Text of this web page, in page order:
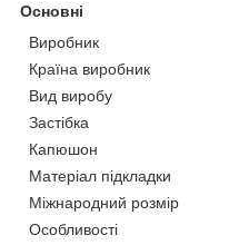
Основні
Виробник
Країна виробник
Вид виробу
Застібка
Капюшон
Матеріал підкладки
Міжнародний розмір
Особливості